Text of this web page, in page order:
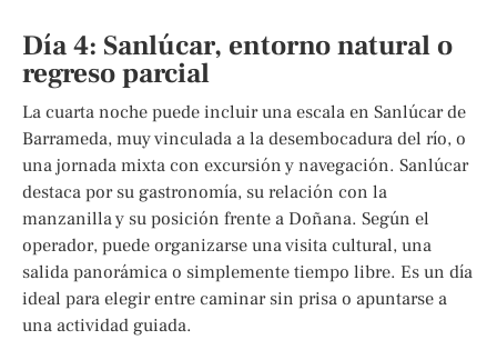
Día 4: Sanlúcar, entorno natural o
regreso parcial
La cuarta noche puede incluir una escala en Sanlúcar de
Barrameda, muy vinculada a la desembocadura del río, o
una jornada mixta con excursión y navegación. Sanlúcar
destaca por su gastronomía, su relación con la
manzanilla y su posición frente a Doñana. Según el
operador, puede organizarse una visita cultural, una
salida panorámica o simplemente tiempo libre. Es un día
ideal para elegir entre caminar sin prisa o apuntarse a
una actividad guiada.